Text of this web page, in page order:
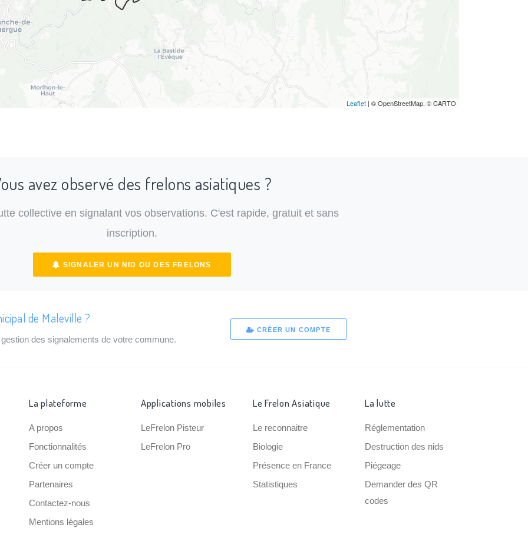
Leaflet | © OpenStreetMap, © CARTO
avez observé des frelons asiatiques ?
collective en signalant vos observations. C'est rapide, gratuit et sans
inscription.
SIGNALER UN NID OU DES FRELONS
de Maleville ?
des signalements de votre commune.
CRÉER UN COMPTE
La plateforme
A propos
Fonctionnalités
Créer un compte
Partenaires
Contactez-nous
Mentions légales
Applications mobiles
LeFrelon Pisteur
LeFrelon Pro
Le Frelon Asiatique
Le reconnaitre
Biologie
Présence en France
Statistiques
La lutte
Réglementation
Destruction des nids
Piégeage
Demander des QR
codes